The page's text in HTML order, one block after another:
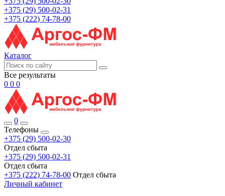
+375 (29) 500-02-31
+375 (222) 74-78-00
Каталог
Все результаты
0 0 0
0
Телефоны
+375 (29) 500-02-30
Отдел сбыта
+375 (29) 500-02-31
Отдел сбыта
+375 (222) 74-78-00 Отдел сбыта
Личный кабинет